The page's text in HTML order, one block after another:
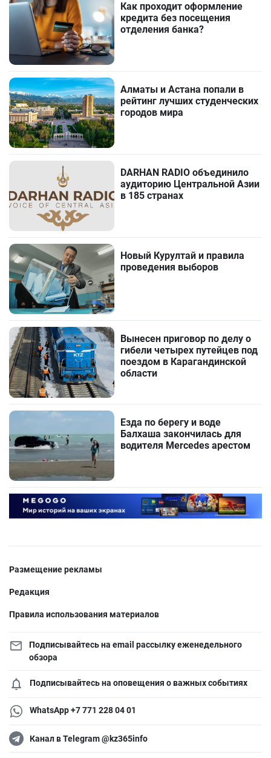
Как проходит оформление
кредита без посещения
отделения банка?
Алматы и Астана попали в
рейтинг лучших студенческих
городов мира
DARHAN RADIO объединило
аудиторию Центральной Азии
в 185 странах
Новый Курултай и правила
проведения выборов
Вынесен приговор по делу о
гибели четырех путейцев под
поездом в Карагандинской
области
Езда по берегу и воде
Балхаша закончилась для
водителя Mercedes арестом
Размещение рекламы
Редакция
Правила использования материалов
Подписывайтесь на email рассылку еженедельного
обзора
Подписывайтесь на оповещения о важных событиях
WhatsApp +7 771 228 04 01
Канал в Telegram @kz365info